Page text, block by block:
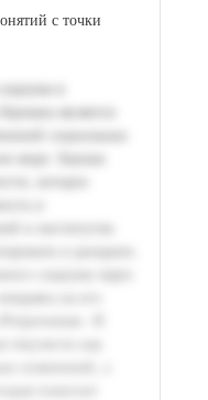
с точки